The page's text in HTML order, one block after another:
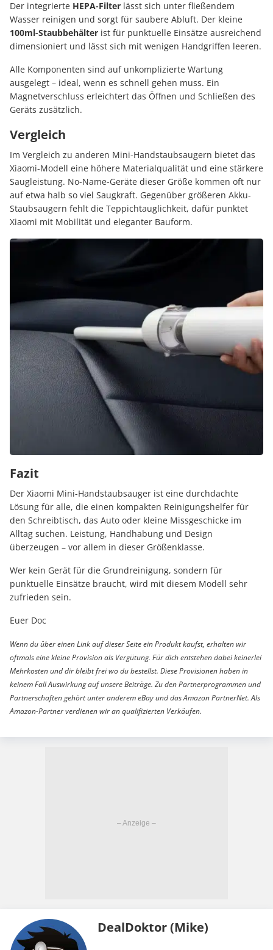
Der integrierte HEPA-Filter lässt sich unter fließendem
Wasser reinigen und sorgt für saubere Abluft. Der kleine
100ml-Staubbehälter ist für punktuelle Einsätze ausreichend
dimensioniert und lässt sich mit wenigen Handgriffen leeren.
Alle Komponenten sind auf unkomplizierte Wartung
ausgelegt – ideal, wenn es schnell gehen muss. Ein
Magnetverschluss erleichtert das Öffnen und Schließen des
Geräts zusätzlich.
Vergleich
Im Vergleich zu anderen Mini-Handstaubsaugern bietet das
Xiaomi-Modell eine höhere Materialqualität und eine stärkere
Saugleistung. No-Name-Geräte dieser Größe kommen oft nur
auf etwa halb so viel Saugkraft. Gegenüber größeren Akku-
Staubsaugern fehlt die Teppichtauglichkeit, dafür punktet
Xiaomi mit Mobilität und eleganter Bauform.
Fazit
Der Xiaomi Mini-Handstaubsauger ist eine durchdachte
Lösung für alle, die einen kompakten Reinigungshelfer für
den Schreibtisch, das Auto oder kleine Missgeschicke im
Alltag suchen. Leistung, Handhabung und Design
überzeugen – vor allem in dieser Größenklasse.
Wer kein Gerät für die Grundreinigung, sondern für
punktuelle Einsätze braucht, wird mit diesem Modell sehr
zufrieden sein.
Euer Doc
Wenn du über einen Link auf dieser Seite ein Produkt kaufst, erhalten wir
oftmals eine kleine Provision als Vergütung. Für dich entstehen dabei keinerlei
Mehrkosten und dir bleibt frei wo du bestellst. Diese Provisionen haben in
keinem Fall Auswirkung auf unsere Beiträge. Zu den Partnerprogrammen und
Partnerschaften gehört unter anderem eBay und das Amazon PartnerNet. Als
Amazon-Partner verdienen wir an qualifizierten Verkäufen.
DealDoktor (Mike)